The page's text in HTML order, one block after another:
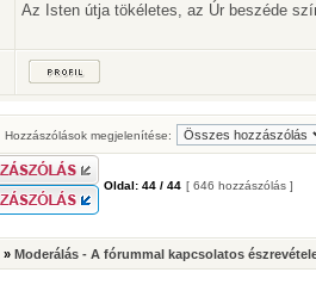
Az Isten útja tökéletes, az Úr beszéde
Hozzászólások megjelenítése:
Oldal: 44 / 44 [ 646 hozzászólás ]
» Moderálás - A fórummal kapcsolatos